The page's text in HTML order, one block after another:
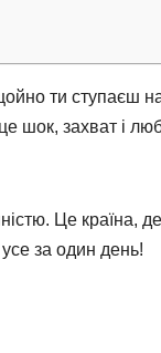
ти ступаєш на
шок, захват і
Це країна,
за один день!